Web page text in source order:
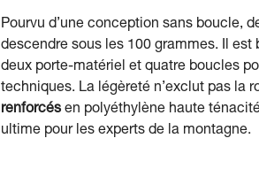
Pourvu d’une conception sans boucle,
descendre sous les 100 grammes. Il est
deux porte-matériel et quatre boucles
techniques. La légèreté n’exclut pas la
renforcés en polyéthylène haute
ultime pour les experts de la montagne.